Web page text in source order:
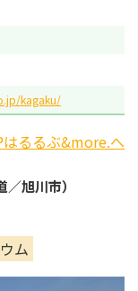
kagaku/
はるるぶ&more.へ
／旭川市）
ム